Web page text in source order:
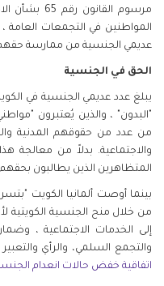
مرسوم
المواطنين في التجمعات
عديمي الجنسية من ممارسة
الحق في الجنسية
"البدون" ، والذين يُعتبرون
من عدد من حقوقهم المدنية
والاجتماعية. بدلاً من معالجة
المتظاهرين الذين يطالبون
بينما أوصت ألمانيا الكويت
من خلال منح الجنسية الكويتية
إلى الخدمات الاجتماعية ،
والتجمع السلمي، والرأي
اتفاقية خفض حالات انعدام الجنسية